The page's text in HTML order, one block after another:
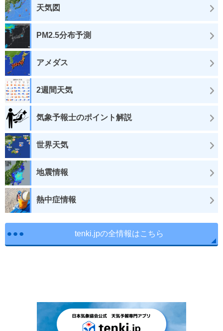
天気図
PM2.5分布予測
アメダス
2週間天気
気象予報士のポイント解説
世界天気
地震情報
熱中症情報
tenki.jpの全情報はこちら